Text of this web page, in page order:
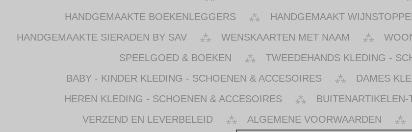
HANDGEMAAKTE BOEKENLEGGERS
HANDGEMAAKT
HANDGEMAAKTE SIERADEN BY SAV
WENSKAARTEN MET NAAM
SPEELGOED & BOEKEN
TWEEDEHANDS KLEDING -
BABY - KINDER KLEDING - SCHOENEN & ACCESOIRES
DAMES
HEREN KLEDING - SCHOENEN & ACCESOIRES
VERZEND EN LEVERBELEID
ALGEMENE VOORWAARDEN